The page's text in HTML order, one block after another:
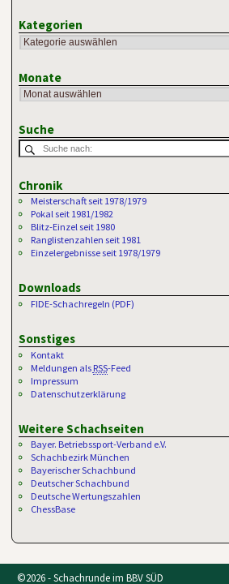
Kategorien
Monate
Suche
Chronik
Meisterschaft seit 1978/1979
Pokal seit 1981/1982
Blitz-Einzel seit 1980
Ranglistenzahlen seit 1981
Einzelergebnisse seit 1978/1979
Downloads
FIDE-Schachregeln (PDF)
Sonstiges
Kontakt
Meldungen als RSS-Feed
Impressum
Datenschutzerklärung
Weitere Schachseiten
Bayer. Betriebssport-Verband e.V.
Schachbezirk München
Bayerischer Schachbund
Deutscher Schachbund
Deutsche Wertungszahlen
ChessBase
©2026 -Schachrunde im BBV SÜD